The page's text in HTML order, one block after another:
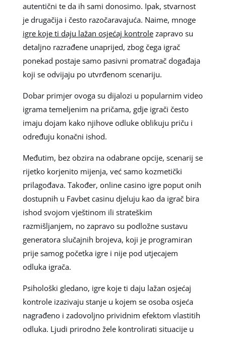
autentični te da ih sami donosimo. Ipak, stvarnost
je drugačija i često razočaravajuća. Naime, mnoge
igre koje ti daju lažan osjećaj kontrolezapravo su
detaljno razrađene unaprijed, zbog čega igrač
ponekad postaje samo pasivni promatrač događaja
koji se odvijaju po utvrđenom scenariju.
Dobar primjer ovoga su dijalozi u popularnim video
igrama temeljenim na pričama, gdje igrači često
imaju dojam kako njihove odluke oblikuju priču i
određuju konačni ishod.
Međutim, bez obzira na odabrane opcije, scenarij se
rijetko korjenito mijenja, već samo kozmetički
prilagođava. Također, online casino igre poput onih
dostupnih u Favbet casinu djeluju kao da igrač bira
ishod svojom vještinom ili strateškim
razmišljanjem, no zapravo su podložne sustavu
generatora slučajnih brojeva, koji je programiran
prije samog početka igre i nije pod utjecajem
odluka igrača.
Psihološki gledano, igre koje ti daju lažan osjećaj
kontrole izazivaju stanje u kojem se osoba osjeća
nagrađeno i zadovoljno prividnim efektom vlastitih
odluka. Ljudi prirodno žele kontrolirati situacije u